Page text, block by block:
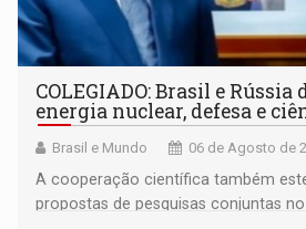
COLEGIADO: Brasil e
energia nuclear, defesa e
Brasil e Mundo 06 de Agosto de
A cooperação científica também
propostas de pesquisas conjuntas